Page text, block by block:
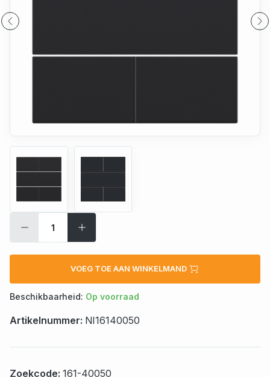
VOEG TOE AAN WINKELMAND
Beschikbaarheid: Op voorraad
Artikelnummer: NI16140050
Zoekcode: 161-40050